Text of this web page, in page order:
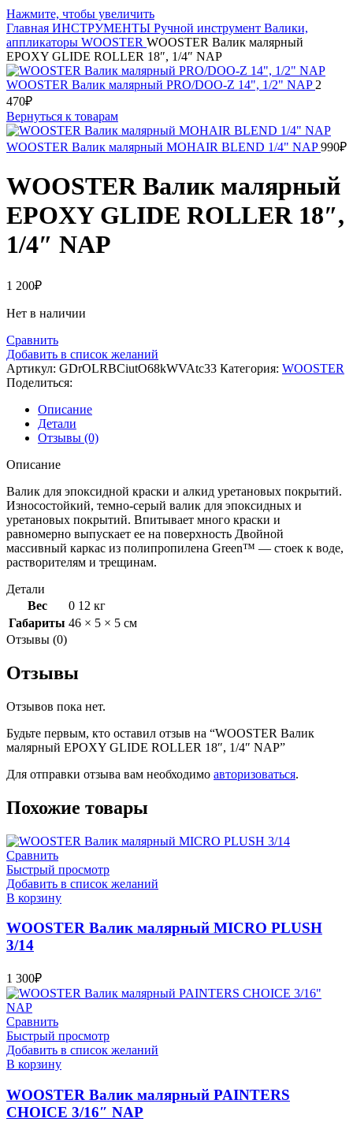
Нажмите, чтобы увеличить
Главная ИНСТРУМЕНТЫ Ручной инструмент Валики,
аппликаторы WOOSTER WOOSTER Валик малярный
EPOXY GLIDE ROLLER 18″, 1/4″ NAP
WOOSTER Валик малярный PRO/DOO-Z 14", 1/2" NAP 2
470₽
Вернуться к товарам
WOOSTER Валик малярный MOHAIR BLEND 1/4" NAP990₽
WOOSTER Валик малярный
EPOXY GLIDE ROLLER 18″,
1/4″ NAP
1 200₽
Нет в наличии
Сравнить
Добавить в список желаний
Артикул: GDrOLRBCiutO68kWVAtc33 Категория: WOOSTER
Поделиться:
Описание
Детали
Отзывы (0)
Описание
Валик для эпоксидной краски и алкид уретановых покрытий.
Износостойкий, темно-серый валик для эпоксидных и
уретановых покрытий. Впитывает много краски и
равномерно выпускает ее на поверхность Двойной
массивный каркас из полипропилена Green™ — стоек к воде,
растворителям и трещинам.
Детали
Вес
0 12 кг
Габариты 46 × 5 × 5 см
Отзывы (0)
Отзывы
Отзывов пока нет.
Будьте первым, кто оставил отзыв на “WOOSTER Валик
малярный EPOXY GLIDE ROLLER 18″, 1/4″ NAP”
Для отправки отзыва вам необходимо авторизоваться.
Похожие товары
Сравнить
Быстрый просмотр
Добавить в список желаний
В корзину
WOOSTER Валик малярный MICRO PLUSH
3/14
1 300₽
Сравнить
Быстрый просмотр
Добавить в список желаний
В корзину
WOOSTER Валик малярный PAINTERS
CHOICE 3/16″ NAP